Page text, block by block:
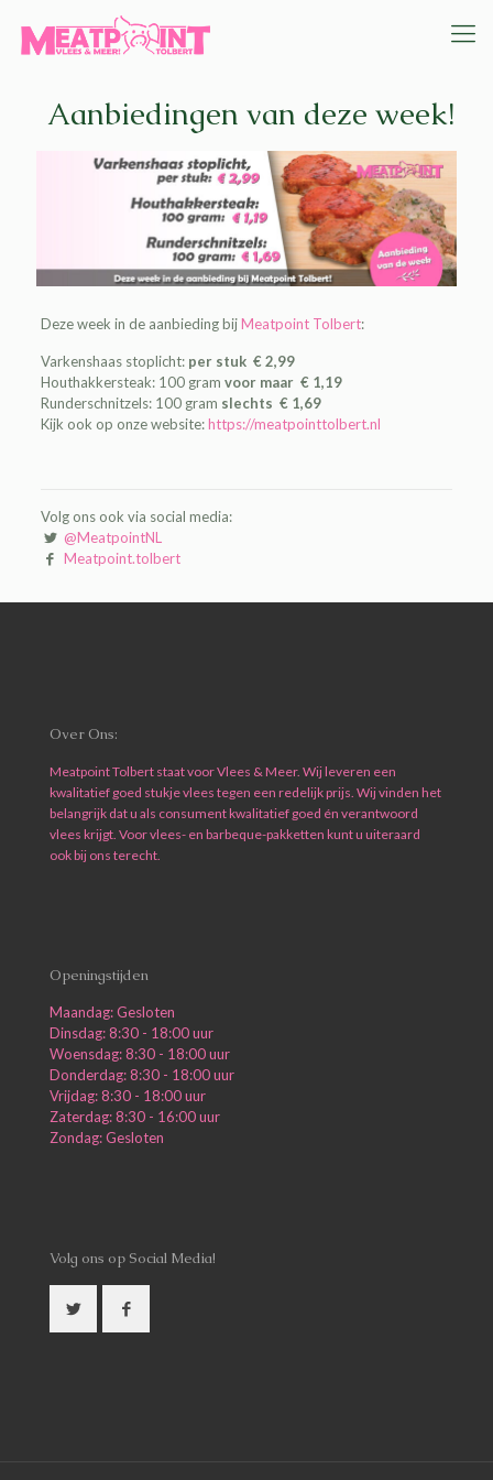
Aanbiedingen van deze week!
Deze week in de aanbieding bijMeatpoint Tolbert:
Varkenshaas stoplicht: per stuk € 2,99
Houthakkersteak: 100 gram voor maar € 1,19
Runderschnitzels: 100 gram slechts € 1,69
Kijk ook op onze website:https://meatpointtolbert.nl
Volg ons ook via social media:
@MeatpointNL
Meatpoint.tolbert
Over Ons:
Meatpoint Tolbert staat voor Vlees & Meer. Wij leveren een
kwalitatief goed stukje vlees tegen een redelijk prijs. Wij vinden het
belangrijk dat u als consument kwalitatief goed én verantwoord
vlees krijgt. Voor vlees- en barbeque-pakketten kunt u uiteraard
ook bij ons terecht.
Openingstijden
Maandag: Gesloten
Dinsdag: 8:30 - 18:00 uur
Woensdag: 8:30 - 18:00 uur
Donderdag: 8:30 - 18:00 uur
Vrijdag: 8:30 - 18:00 uur
Zaterdag: 8:30 - 16:00 uur
Zondag: Gesloten
Volg ons op Social Media!